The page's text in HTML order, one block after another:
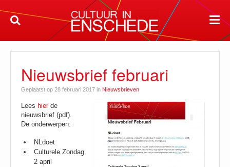
Nieuwsbrief februari
Geplaatst op 28 februari 2017 in Nieuwsbrieven
Lees hierde
nieuwsbrief (pdf).
De onderwerpen:
NLdoet
Culturele Zondag
2 april